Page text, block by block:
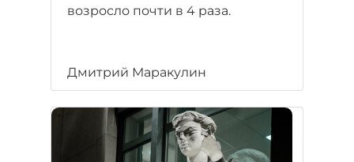
возросло почти в 4 раза.
Дмитрий Маракулин